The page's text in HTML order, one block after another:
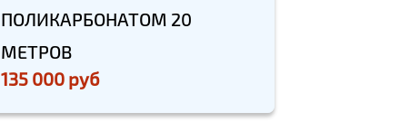
ПОЛИКАРБОНАТОМ 20
МЕТРОВ
135 000 руб